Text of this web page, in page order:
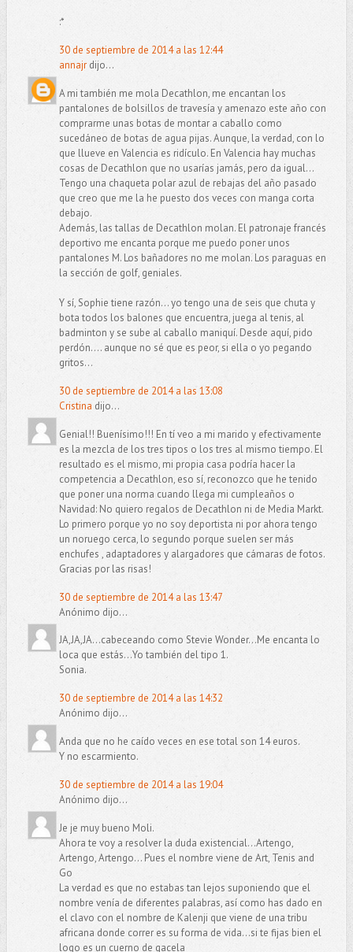
:*
30 de septiembre de 2014 a las 12:44
annajrdijo...
A mi también me mola Decathlon, me encantan los
pantalones de bolsillos de travesía y amenazo este año con
comprarme unas botas de montar a caballo como
sucedáneo de botas de agua pijas. Aunque, la verdad, con lo
que llueve en Valencia es ridículo. En Valencia hay muchas
cosas de Decathlon que no usarías jamás, pero da igual...
Tengo una chaqueta polar azul de rebajas del año pasado
que creo que me la he puesto dos veces con manga corta
debajo.
Además, las tallas de Decathlon molan. El patronaje francés
deportivo me encanta porque me puedo poner unos
pantalones M. Los bañadores no me molan. Los paraguas en
la sección de golf, geniales.
Y sí, Sophie tiene razón... yo tengo una de seis que chuta y
bota todos los balones que encuentra, juega al tenis, al
badminton y se sube al caballo maniquí. Desde aquí, pido
perdón.... aunque no sé que es peor, si ella o yo pegando
gritos...
30 de septiembre de 2014 a las 13:08
Cristina dijo...
Genial!! Buenísimo!!! En tí veo a mi marido y efectivamente
es la mezcla de los tres tipos o los tres al mismo tiempo. El
resultado es el mismo, mi propia casa podría hacer la
competencia a Decathlon, eso sí, reconozco que he tenido
que poner una norma cuando llega mi cumpleaños o
Navidad: No quiero regalos de Decathlon ni de Media Markt.
Lo primero porque yo no soy deportista ni por ahora tengo
un noruego cerca, lo segundo porque suelen ser más
enchufes , adaptadores y alargadores que cámaras de fotos.
Gracias por las risas!
30 de septiembre de 2014 a las 13:47
Anónimo dijo...
JA,JA,JA...cabeceando como Stevie Wonder...Me encanta lo
loca que estás...Yo también del tipo 1.
Sonia.
30 de septiembre de 2014 a las 14:32
Anónimo dijo...
Anda que no he caído veces en ese total son 14 euros.
Y no escarmiento.
30 de septiembre de 2014 a las 19:04
Anónimo dijo...
Je je muy bueno Moli.
Ahora te voy a resolver la duda existencial...Artengo,
Artengo, Artengo... Pues el nombre viene de Art, Tenis and
Go
La verdad es que no estabas tan lejos suponiendo que el
nombre venía de diferentes palabras, así como has dado en
el clavo con el nombre de Kalenji que viene de una tribu
africana donde correr es su forma de vida...si te fijas bien el
logo es un cuerno de gacela